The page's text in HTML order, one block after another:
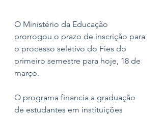
O Ministério da Educação
prorrogou o prazo de inscrição para
o processo seletivo do Fies do
primeiro semestre para hoje, 18 de
março.
O programa financia a graduação
de estudantes em instituições